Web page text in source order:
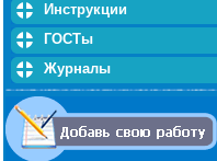
Инструкции
ГОСТы
Журналы